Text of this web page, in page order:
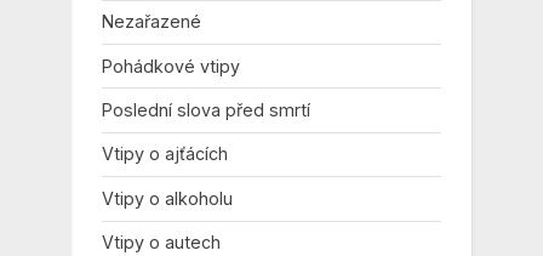
Nezařazené
Pohádkové vtipy
Poslední slova před smrtí
Vtipy o ajťácích
Vtipy o alkoholu
Vtipy o autech